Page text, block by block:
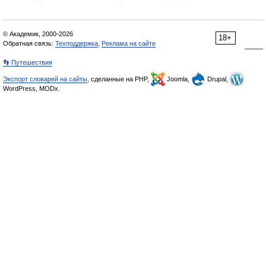
18+
© Академик, 2000-2026
Обратная связь: Техподдержка Реклама на сайте
👣 Путешествия
Экспорт словарей на сайты , сделанные на PHP, Joomla,
Drupal,
WordPress, MODx.